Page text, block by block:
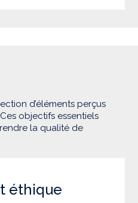
d’éléments perçus
objectifs essentiels
la qualité de
éthique